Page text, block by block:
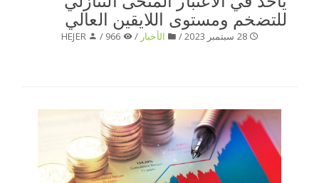
للتضخم ومستوى اللايقين العالي
28 سبتمبر 2023 / الأخبار /
HEJER